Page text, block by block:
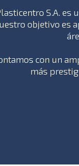
S.A. es
objetivo es
con un
más